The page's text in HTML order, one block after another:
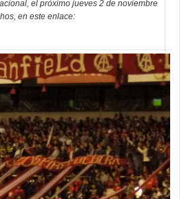
el próximo jueves 2 de noviembre
en este enlace: